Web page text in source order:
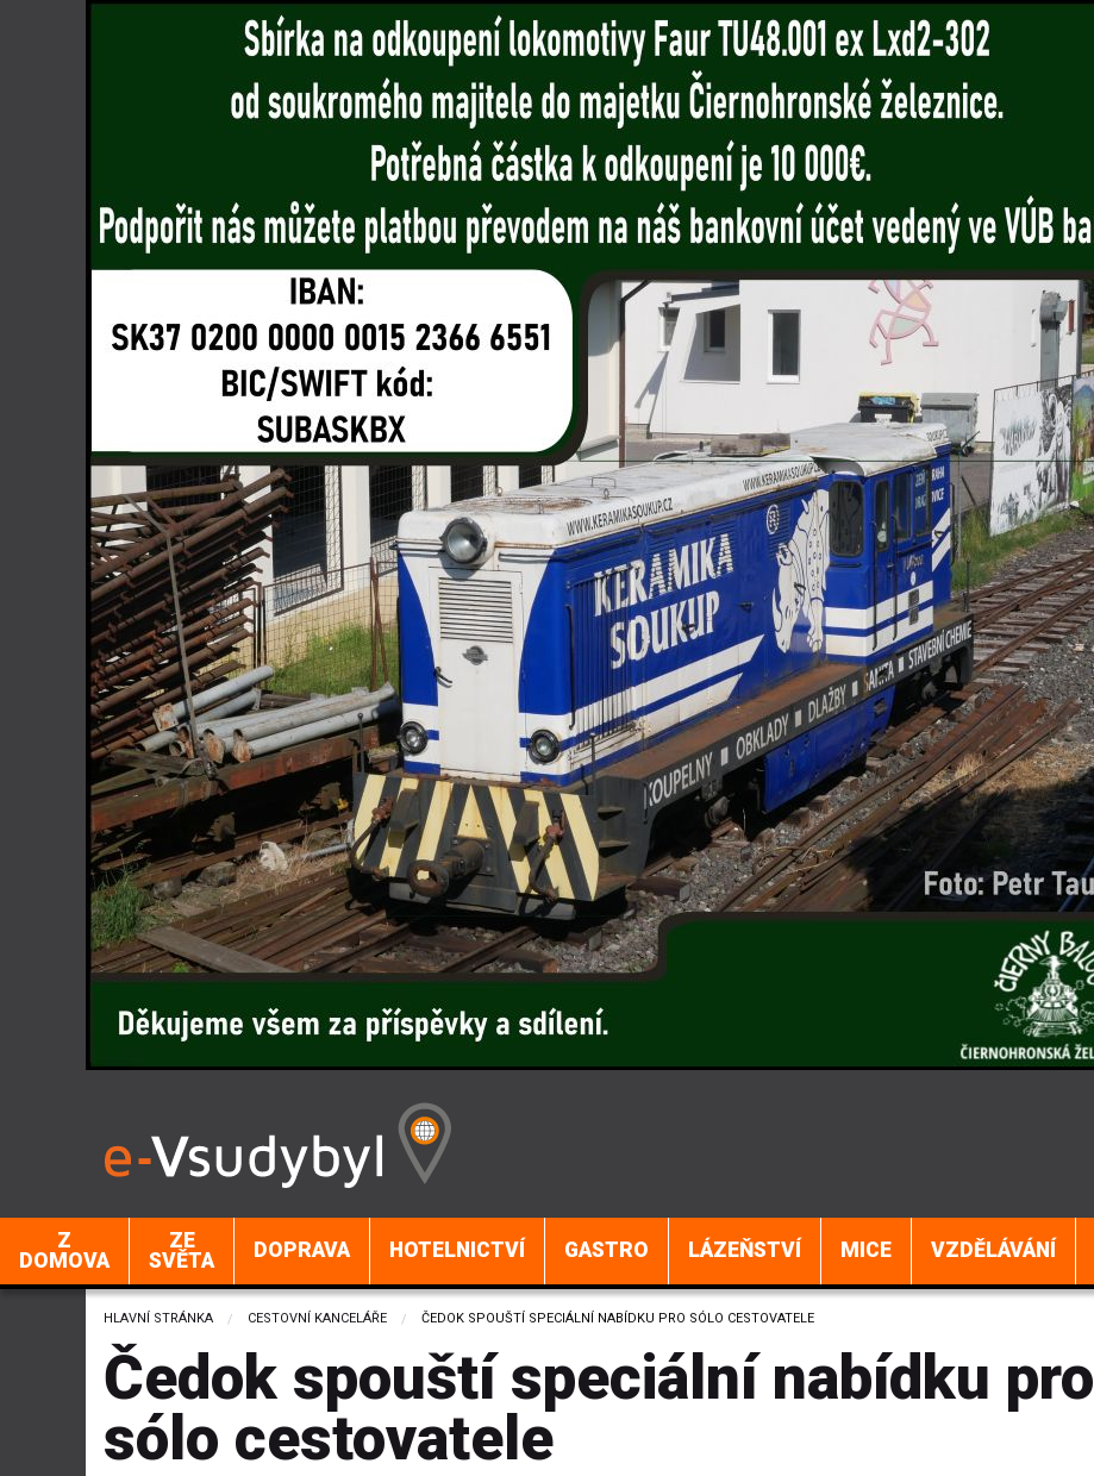
Z
DOMOVA
ZE
SVĚTA
DOPRAVA HOTELNICTVÍ GASTRO LÁZEŇSTVÍ MICE VZDĚLÁVÁNÍ
HLAVNÍ STRÁNKA CESTOVNÍ KANCELÁŘE CURRENT:
ČEDOK SPOUŠTÍ SPECIÁLNÍ NABÍDKU PRO SÓLO CESTOVATELE
Čedok spouští speciální nabídku pro
sólo cestovatele